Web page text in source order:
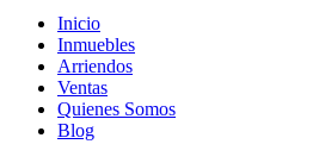
Inicio
Inmuebles
Arriendos
Ventas
Quienes Somos
Blog